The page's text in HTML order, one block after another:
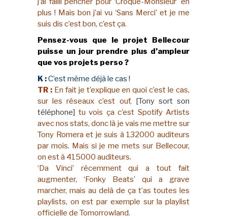
plus ! Mais bon j’ai vu ‘Sans Merci’ et je me
suis dis c’est bon, c’est ça.
Pensez-vous que le projet Bellecour
puisse un jour prendre plus d’ampleur
que vos projets perso ?
K :C’est même déjà le cas !
TR :En fait je t’explique en quoi c’est le cas,
sur les réseaux c’est ouf,
[Tony sort son
téléphone] tu vois ça c’est Spotify Artists
avec nos stats, donc là je vais me mettre sur
Tony Romera et je suis à 132000 auditeurs
par mois. Mais si je me mets sur Bellecour,
on est à 415000 auditeurs.
‘Da Vinci’ récemment qui a tout fait
augmenter, ‘Fonky Beats’ qui a grave
marcher, mais au delà de ça t’as toutes les
playlists, on est par exemple sur la playlist
officielle de Tomorrowland.